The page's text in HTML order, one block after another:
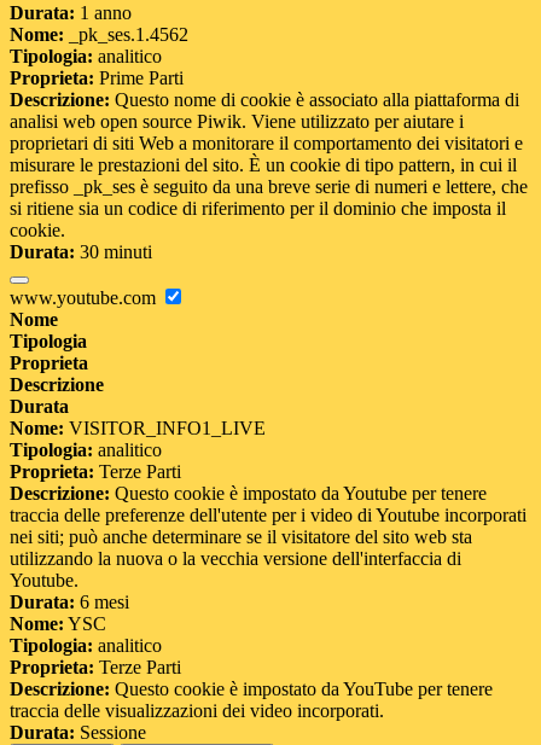
Durata: 1 anno
Nome: _pk_ses.1.4562
Tipologia: analitico
Proprieta: Prime Parti
Descrizione: Questo nome di cookie è associato alla piattaforma di
analisi web open source Piwik. Viene utilizzato per aiutare i
proprietari di siti Web a monitorare il comportamento dei visitatori e
misurare le prestazioni del sito. È un cookie di tipo pattern, in cui il
prefisso _pk_ses è seguito da una breve serie di numeri e lettere, che
si ritiene sia un codice di riferimento per il dominio che imposta il
cookie.
Durata: 30 minuti
www.youtube.com
Nome
Tipologia
Proprieta
Descrizione
Durata
Nome: VISITOR_INFO1_LIVE
Tipologia: analitico
Proprieta: Terze Parti
Descrizione: Questo cookie è impostato da Youtube per tenere
traccia delle preferenze dell'utente per i video di Youtube incorporati
nei siti; può anche determinare se il visitatore del sito web sta
utilizzando la nuova o la vecchia versione dell'interfaccia di
Youtube.
Durata: 6 mesi
Nome: YSC
Tipologia: analitico
Proprieta: Terze Parti
Descrizione: Questo cookie è impostato da YouTube per tenere
traccia delle visualizzazioni dei video incorporati.
Durata: Sessione